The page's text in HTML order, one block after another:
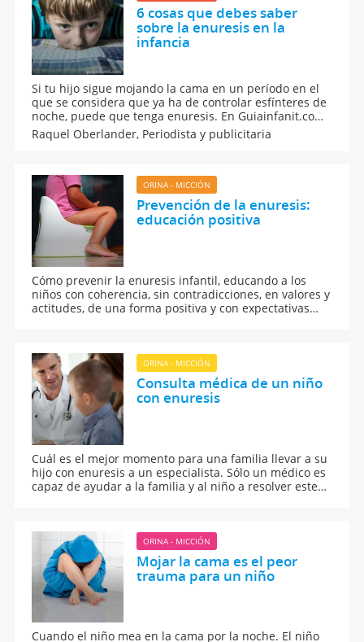
6 cosas que debes saber
sobre la enuresis en la
infancia
Si tu hijo sigue mojando la cama en un período en el
que se considera que ya ha de controlar esfínteres de
noche, puede que tenga enuresis. En Guiainfanit.com
te contamos 6 cosas que debes saber sobre la
enuresis en la infancia para ayudar a tu hijo a afrontar
Raquel Oberlander, Periodista y publicitaria
ORINA - MICCIÓN
Prevención de la enuresis:
educación positiva
Cómo prevenir la enuresis infantil, educando a los
niños con coherencia, sin contradicciones, en valores y
actitudes, de una forma positiva y con expectativas
ORINA - MICCIÓN
Consulta médica de un niño
con enuresis
Cuál es el mejor momento para una familia llevar a su
hijo con enuresis a un especialista. Sólo un médico es
capaz de ayudar a la familia y al niño a resolver este
ORINA - MICCIÓN
Mojar la cama es el peor
trauma para un niño
Cuando el niño mea en la cama por la noche. El niño